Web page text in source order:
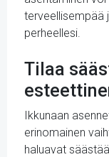
terveellisempää
perheellesi.
Tilaa
Ikkunaan
erinomainen
haluavat